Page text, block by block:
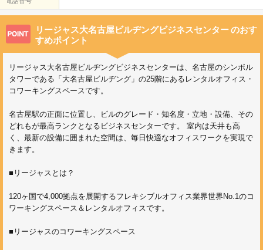
リージャス大名古屋ビルヂングビジネスセンターのおす
すめポイント
リージャス大名古屋ビルヂングビジネスセンターは、名古屋のシンボル
タワーである「大名古屋ビルヂング」の25階にあるレンタルオフィス・
コワーキングスペースです。
名古屋駅の正面に位置し、ビルのグレード・知名度・立地・設備、その
どれもが最高ランクとなるビジネスセンターです。 室内は天井も高
く、最新の設備に囲まれた空間は、毎日快適なオフィスワークを実現で
きます。
■リージャスとは？
120ヶ国で4,000拠点を展開するフレキシブルオフィス業界世界No.1のコ
ワーキングスペース＆レンタルオフィスです。
■リージャスのコワーキングスペース